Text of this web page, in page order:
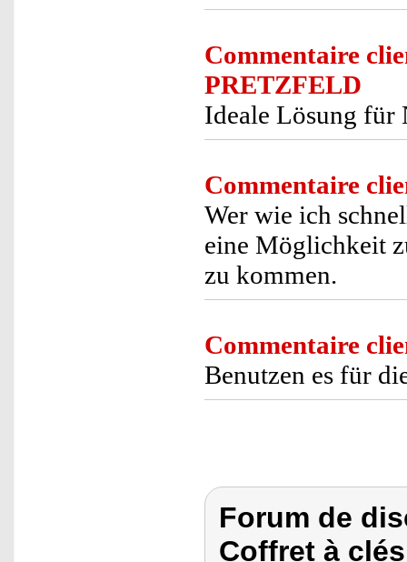
Commentaire
PRETZFELD
Ideale Lösung für
Commentaire
Wer wie ich
eine Möglichkeit
zu kommen.
Commentaire
Benutzen es für
Forum de
Coffret à